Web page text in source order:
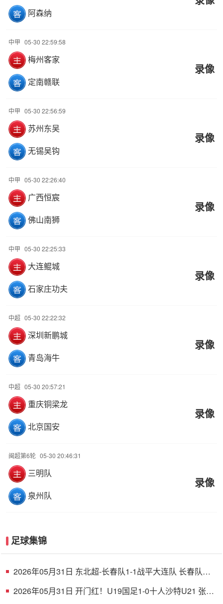
阿森纳
中甲 05-30 22:59:58
梅州客家
定南赣联
录像
中甲 05-30 22:56:59
苏州东吴
无锡吴钩
录像
中甲 05-30 22:26:40
广西恒宸
佛山南狮
录像
中甲 05-30 22:25:33
大连鲲城
石家庄功夫
录像
中超 05-30 22:22:32
深圳新鹏城
青岛海牛
录像
中超 05-30 20:57:21
重庆铜梁龙
北京国安
录像
闽超第6轮 05-30 20:46:31
三明队
泉州队
录像
足球集锦
2026年05月31日 东北超-长春队1-1战平大连队 长春队点
2026年05月31日 开门红！U19国足1-0十人沙特U21 张家